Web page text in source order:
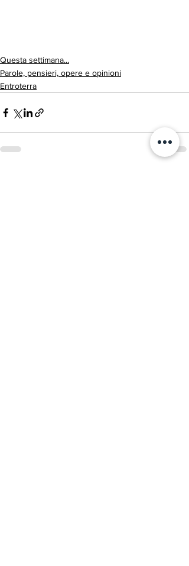
Questa settimana...
Parole, pensieri, opere e opinioni
Entroterra